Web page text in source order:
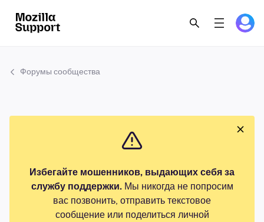
Форумы сообщества
Избегайте мошенников, выдающих себя за
службу поддержки.Мы никогда не попросим
вас позвонить, отправить текстовое
сообщение или поделиться личной